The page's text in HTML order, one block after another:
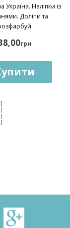
Україна. Наліпки із
Доліпи та
грн